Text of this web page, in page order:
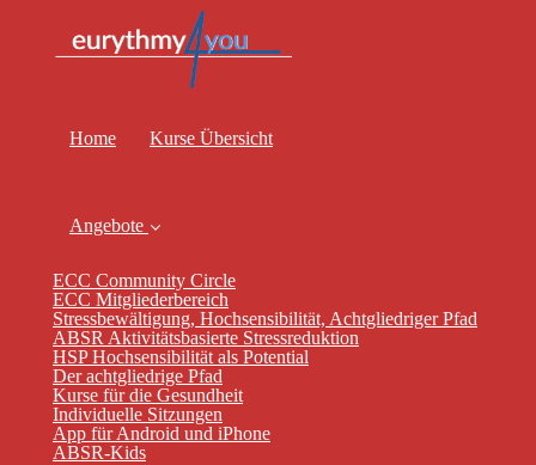
Home Kurse Übersicht
Angebote
ECC Community Circle
ECC Mitgliederbereich
Stressbewältigung, Hochsensibilität, Achtgliedriger Pfad
ABSR Aktivitätsbasierte Stressreduktion
HSP Hochsensibilität als Potential
Der achtgliedrige Pfad
Kurse für die Gesundheit
Individuelle Sitzungen
App für Android und iPhone
ABSR-Kids